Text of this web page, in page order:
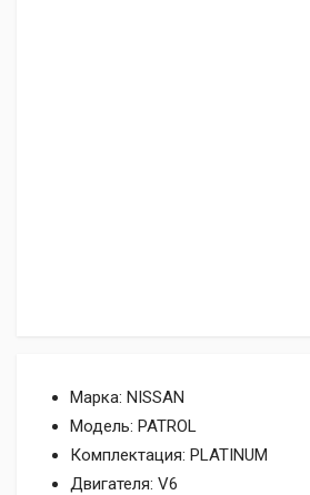
Марка: NISSAN
Модель: PATROL
Комплектация: PLATINUM
Двигателя: V6